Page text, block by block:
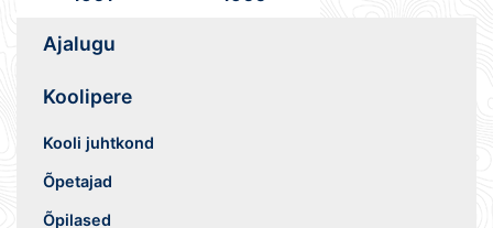
Ajalugu
Koolipere
Kooli juhtkond
Õpetajad
Õpilased